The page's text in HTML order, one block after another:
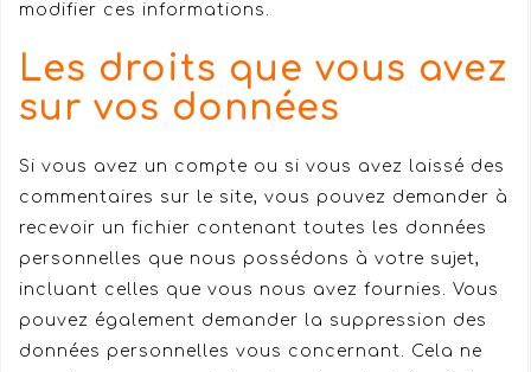
modifier ces informations.
Les droits que vous avez
sur vos données
Si vous avez un compte ou si vous avez laissé des
commentaires sur le site, vous pouvez demander à
recevoir un fichier contenant toutes les données
personnelles que nous possédons à votre sujet,
incluant celles que vous nous avez fournies. Vous
pouvez également demander la suppression des
données personnelles vous concernant. Cela ne